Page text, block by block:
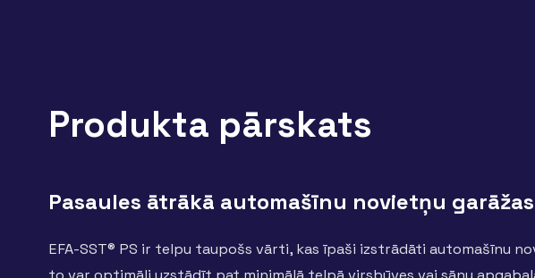
Produkta pārskats
Pasaules ātrākā automašīnu novietņu
EFA-SST® PS ir telpu taupošs vārti, kas īpaši izstrādāti automašīnu